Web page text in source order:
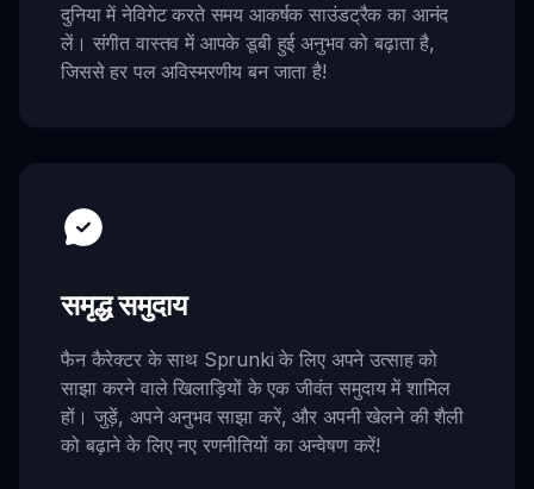
दुनिया में नेविगेट करते समय आकर्षक साउंडट्रैक का आनंद
लें। संगीत वास्तव में आपके डूबी हुई अनुभव को बढ़ाता है,
जिससे हर पल अविस्मरणीय बन जाता है!
समृद्ध समुदाय
फैन कैरेक्टर के साथ Sprunki के लिए अपने उत्साह को
साझा करने वाले खिलाड़ियों के एक जीवंत समुदाय में शामिल
हों। जुड़ें, अपने अनुभव साझा करें, और अपनी खेलने की शैली
को बढ़ाने के लिए नए रणनीतियों का अन्वेषण करें!